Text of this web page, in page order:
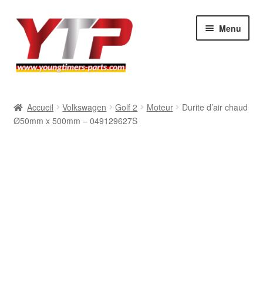
Aller
navigation
Aller
contenu
Menu
BMW
Accueil Volkswagen Golf 2 Moteur
Durite d’air chaud
Ø50mm x 500mm – 049129627S